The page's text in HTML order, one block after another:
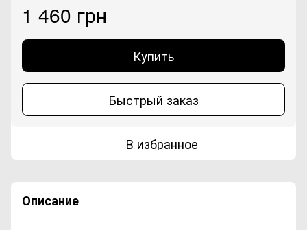
1 460 грн
Купить
Быстрый заказ
В избранное
Описание